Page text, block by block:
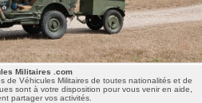
Militaires .com
de Véhicules Militaires de toutes nationalités et de
sont à votre disposition pour vous venir en aide,
partager vos activités.